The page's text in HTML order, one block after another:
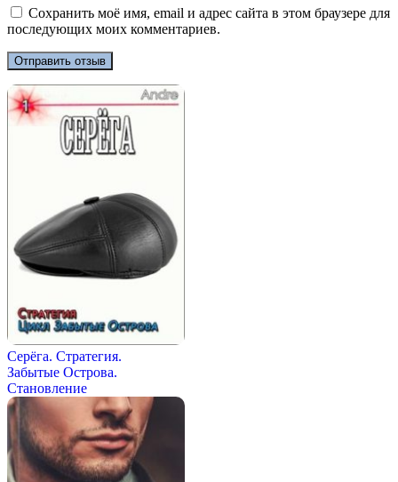
Сохранить моё имя, email и адрес сайта в этом браузере для
последующих моих комментариев.
Серёга. Стратегия.
Забытые Острова.
Становление